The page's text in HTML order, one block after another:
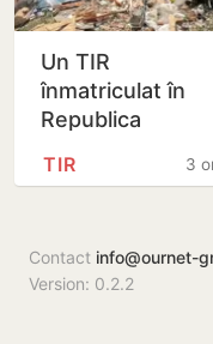
Un TIR
înmatriculat în
Republica
în două
la…
3
TIR
Contact info@ournet-
Version: 0.2.2